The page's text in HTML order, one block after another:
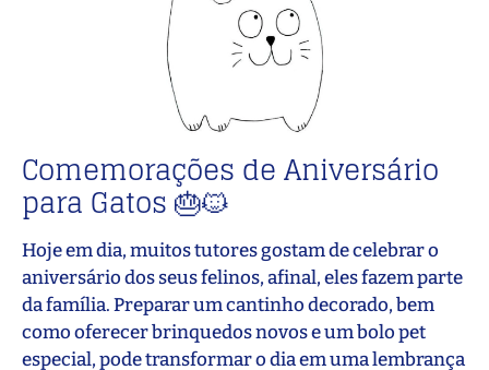
Comemorações de Aniversário
para Gatos 🎂🐱
Hoje em dia, muitos tutores gostam de celebrar o
aniversário dos seus felinos, afinal, eles fazem parte
da família. Preparar um cantinho decorado, bem
como oferecer brinquedos novos e um bolo pet
especial, pode transformar o dia em uma lembrança